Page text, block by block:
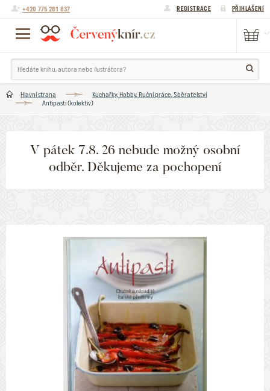
+420 775 281 837 REGISTRACE PŘIHLÁŠENÍ
Hlavní strana
Kuchařky, Hobby, Ruční práce, Sběratelství
Antipasti (kolektiv)
V pátek 7.8. 26 nebude možný osobní
odběr. Děkujeme za pochopení